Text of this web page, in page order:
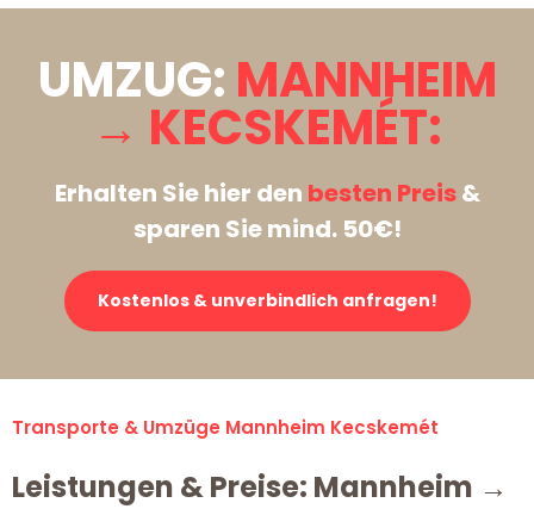
UMZUG: MANNHEIM
→ KECSKEMÉT:
Erhalten Sie hier den besten Preis&
sparen Sie mind. 50€!
Kostenlos & unverbindlich anfragen!
Transporte & Umzüge Mannheim Kecskemét
Leistungen & Preise: Mannheim →